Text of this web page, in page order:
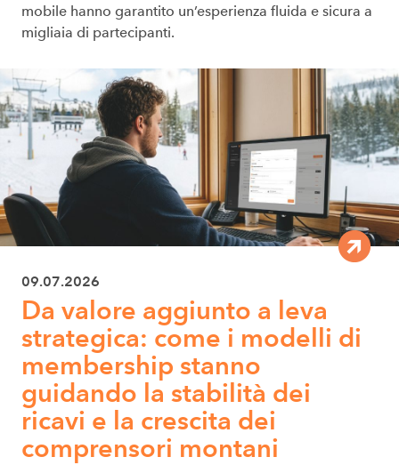
mobile hanno garantito un’esperienza fluida e sicura a
migliaia di partecipanti.
09.07.2026
Da valore aggiunto a leva
strategica: come i modelli di
membership stanno
guidando la stabilità dei
ricavi e la crescita dei
comprensori montani